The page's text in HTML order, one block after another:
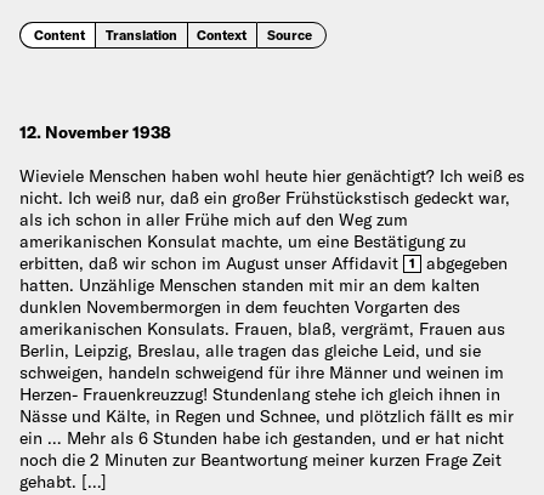
Content Translation Context Source
12. November 1938
Wieviele Menschen haben wohl heute hier genächtigt? Ich weiß es
nicht. Ich weiß nur, daß ein großer Frühstückstisch gedeckt war,
als ich schon in aller Frühe mich auf den Weg zum
amerikanischen Konsulat machte, um eine Bestätigung zu
erbitten, daß wir schon im August unser Affidavit
1
abgegeben
hatten. Unzählige Menschen standen mit mir an dem kalten
dunklen Novembermorgen in dem feuchten Vorgarten des
amerikanischen Konsulats. Frauen, blaß, vergrämt, Frauen aus
Berlin, Leipzig, Breslau, alle tragen das gleiche Leid, und sie
schweigen, handeln schweigend für ihre Männer und weinen im
Herzen- Frauenkreuzzug! Stundenlang stehe ich gleich ihnen in
Nässe und Kälte, in Regen und Schnee, und plötzlich fällt es mir
ein … Mehr als 6 Stunden habe ich gestanden, und er hat nicht
noch die 2 Minuten zur Beantwortung meiner kurzen Frage Zeit
gehabt. […]